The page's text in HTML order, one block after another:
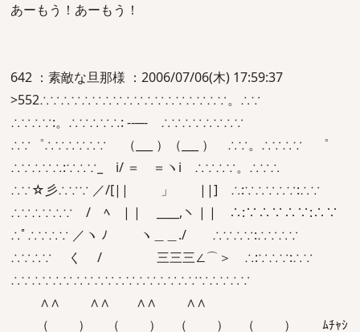
あーもう！あーもう！
642 ：素敵な旦那様 ：2006/07/06(木) 17:59:37
>552∴∵∴∵∴∵∴∵∴∵∴∵∴∵∴∵∴∵。∴∵
∴∵∴∵:。∴∵∴∵∴: --─- ∴∵∴∵∴∵∴∵
∴∵゜∴∵∴∵∴∵ （___ ）（___ ） ∴∵。∴∵∴∵ ゜
∴∵∴∵∴:∵∴∵_ i/ ＝ ＝ヽi ∴∵∴∵。∴∵∴
∴∵☆彡∴∵∵ ／/[|| 」 ||] ∴:∵∴∵∴∵:∴∵
∴∵∴∵∴∵ / ﾍ | | ____,ヽ | | ∴:∵∴∵∴∵:∴∵
∴ﾟ∴∵∴∵ ／ヽ ﾉ ヽ＿＿./ ∴∵∴∵:∴∵∴∵
∴∵∴∵ く / 三三三∠⌒＞ ∴:∵∴∵:∴∵
∴∵∴∵∴∵∴∵∴∵∴∵∴∵∴∵∴∵∵∴∵∴∵
∧∧ ∧∧ ∧∧ ∧∧
（ ）ゝ （ ）ゝ（ ）ゝ（ ）ゝ ﾑﾁｬｼ